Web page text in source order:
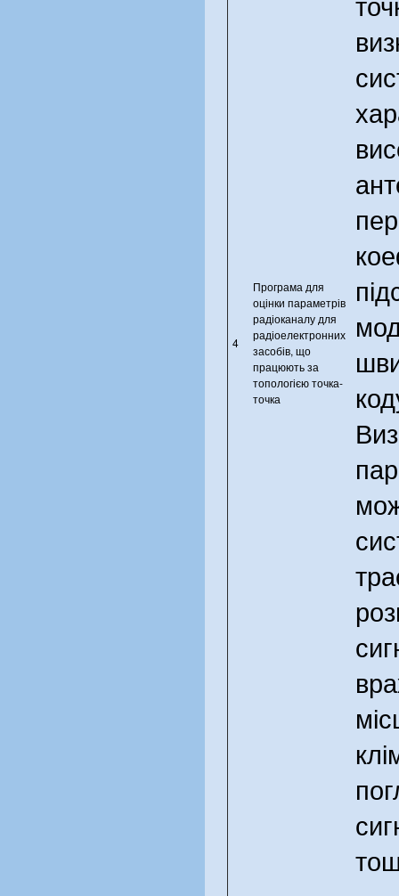
4
Програма для
оцінки параметрів
радіоканалу для
радіоелектронних
засобів, що
працюють за
топологією точка-
точка